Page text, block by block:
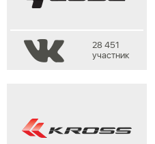
28 451
участник